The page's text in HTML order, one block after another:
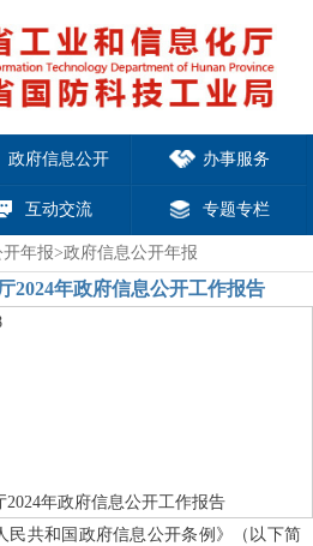
政府信息公开 办事服务
互动交流 专题专栏
年报>政府信息公开年报
2024年政府信息公开工作报告
年政府信息公开工作报告
共和国政府信息公开条例》（以下简